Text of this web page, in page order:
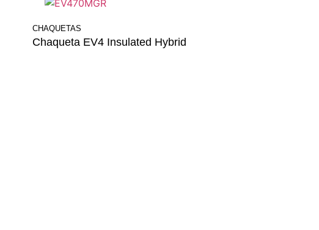
CHAQUETAS
Chaqueta EV4 Insulated Hybrid